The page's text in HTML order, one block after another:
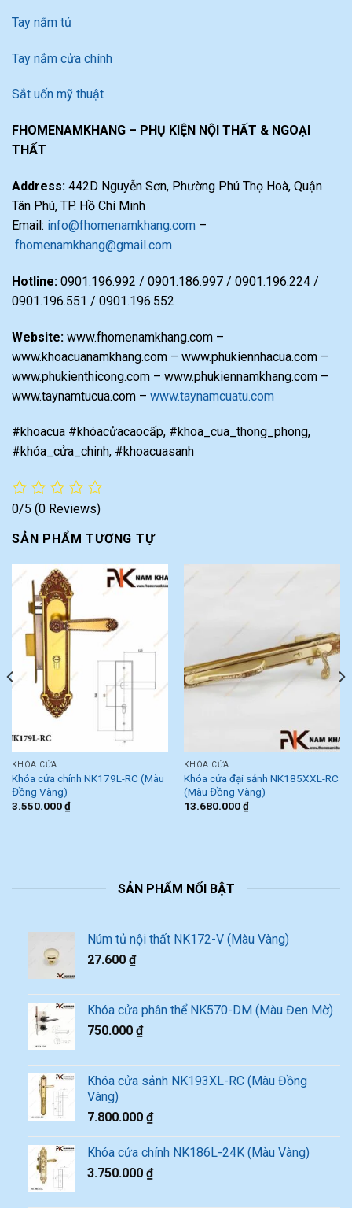
Tay nắm tủ
Tay nắm cửa chính
Sắt uốn mỹ thuật
FHOMENAMKHANG – PHỤ KIỆN NỘI THẤT & NGOẠI
THẤT
Address: 442D Nguyễn Sơn, Phường Phú Thọ Hoà, Quận
Tân Phú, TP. Hồ Chí Minh
Email: info@fhomenamkhang.com –
fhomenamkhang@gmail.com
Hotline: 0901.196.992 / 0901.186.997 / 0901.196.224 /
0901.196.551 / 0901.196.552
Website: www.fhomenamkhang.com –
www.khoacuanamkhang.com – www.phukiennhacua.com –
www.phukienthicong.com – www.phukiennamkhang.com –
www.taynamtucua.com – www.taynamcuatu.com
#khoacua #khóacửacaocấp, #khoa_cua_thong_phong,
#khóa_cửa_chinh, #khoacuasanh
0/5 (0 Reviews)
SẢN PHẨM TƯƠNG TỰ
KHÓA CỬA
Khóa cửa chính NK179L-RC (Màu
Đồng Vàng)
3.550.000₫
KHÓA CỬA
Khóa cửa đại sảnh NK185XXL-RC
(Màu Đồng Vàng)
13.680.000₫
SẢN PHẨM NỔI BẬT
Núm tủ nội thất NK172-V (Màu Vàng)
27.600 ₫
Khóa cửa phân thể NK570-DM (Màu Đen Mờ)
750.000 ₫
Khóa cửa sảnh NK193XL-RC (Màu Đồng
Vàng)
7.800.000 ₫
Khóa cửa chính NK186L-24K (Màu Vàng)
3.750.000 ₫